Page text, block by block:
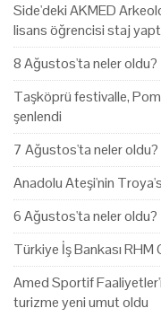
Side'deki AKMED
lisans öğrencisi staj
8 Ağustos'ta neler oldu?
Taşköprü festivalle,
şenlendi
7 Ağustos'ta neler oldu?
Anadolu Ateşi'nin
6 Ağustos'ta neler oldu?
Türkiye İş Bankası RHM
Amed Sportif
turizme yeni umut oldu